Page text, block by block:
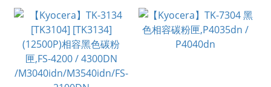
2100DN